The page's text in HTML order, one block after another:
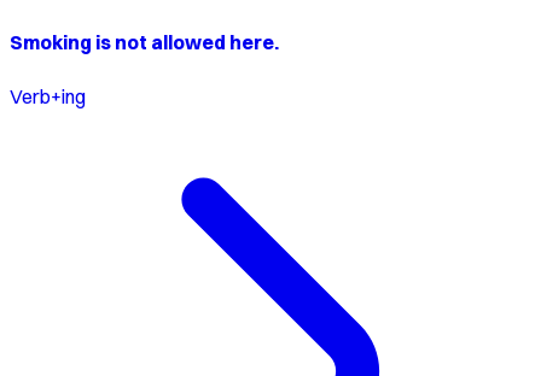
Smoking is not allowed here.
Verb+ing